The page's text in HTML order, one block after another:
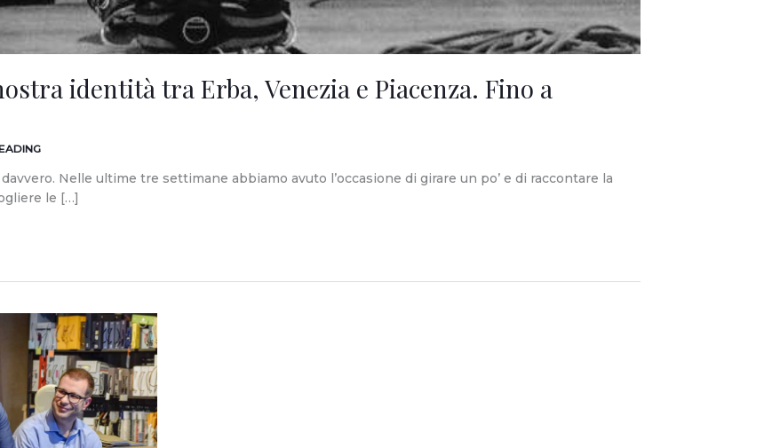
identità tra Erba, Venezia e Piacenza. Fino a
Nelle ultime tre settimane abbiamo avuto l’occasione di girare un po’ e di raccontare la
le […]